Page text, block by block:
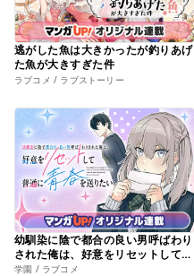
逃がした魚は大きかったが釣りあげ
た魚が大きすぎた件
ラブコメ / ラブストーリー
幼馴染に陰で都合の良い男呼ばわり
された俺は、好意をリセットして普
通に青春を送りたい
学園 / ラブコメ